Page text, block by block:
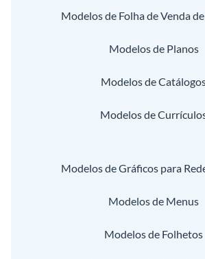
Modelos de Folha de Venda
Modelos de Planos
Modelos de
Modelos de
Modelos de Gráficos para
Modelos de Menus
Modelos de Folhetos